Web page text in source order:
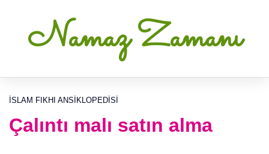
Namaz Zamanı
İSLAM FIKHI ANSIKLOPEDISI
Çalıntı malı satın alma